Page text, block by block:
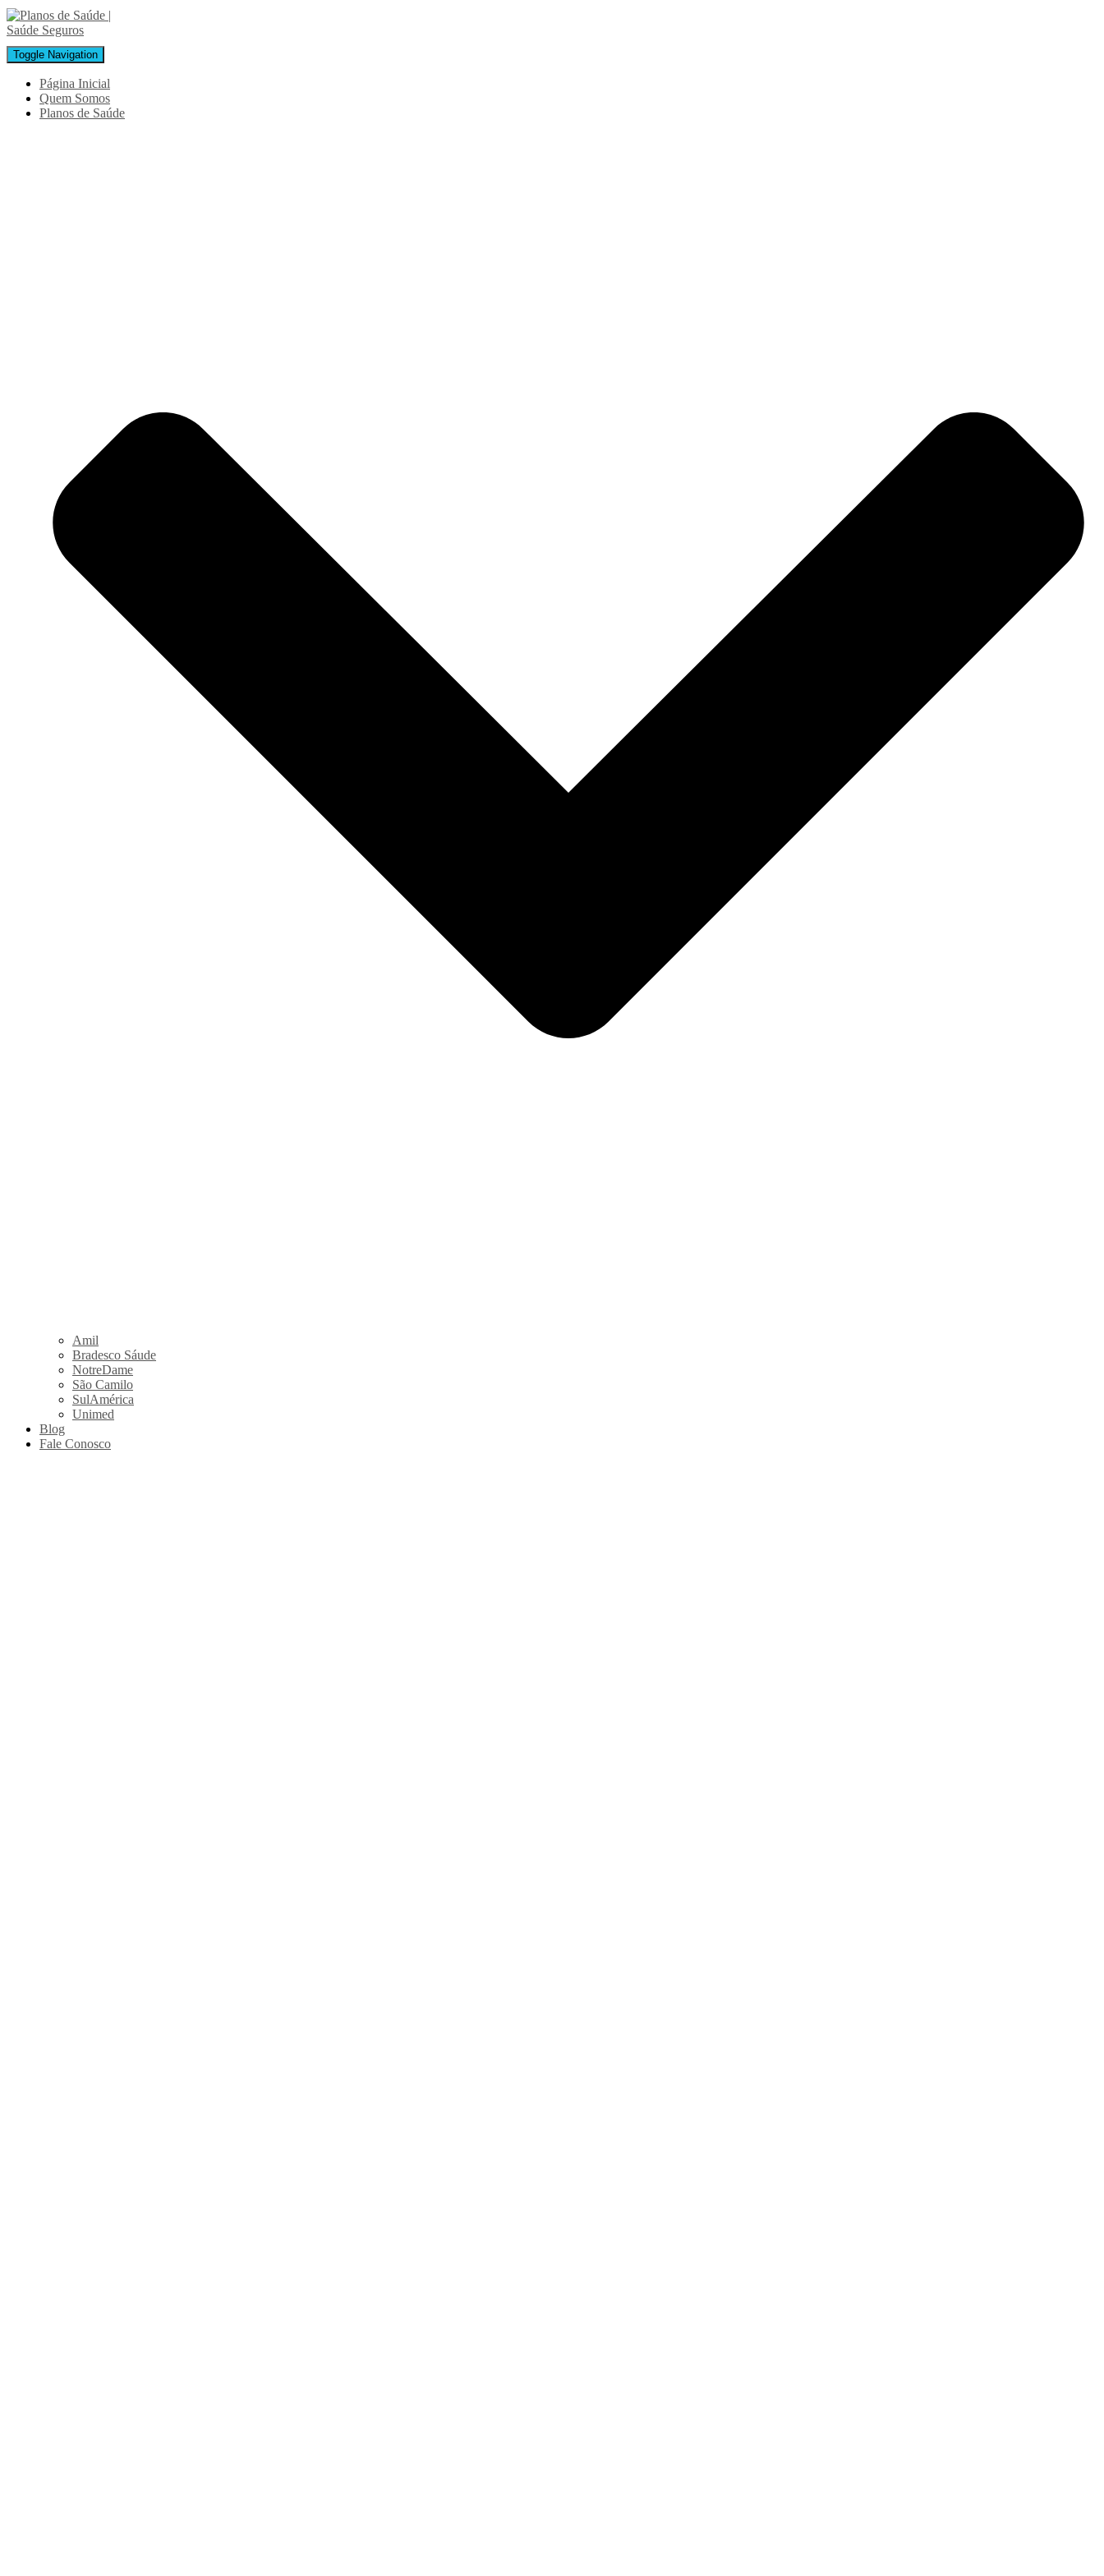
Toggle Navigation
Página Inicial
Quem Somos
Planos de Saúde
Amil
Bradesco Sáude
NotreDame
São Camilo
SulAmérica
Unimed
Blog
Fale Conosco